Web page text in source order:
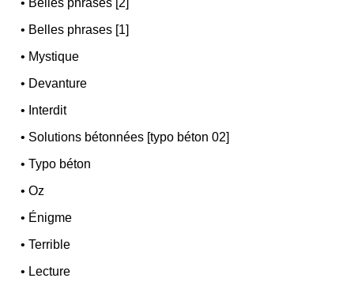
• Belles phrases [2]
• Belles phrases [1]
• Mystique
• Devanture
• Interdit
• Solutions bétonnées [typo béton 02]
•Typo béton
•Oz
• Énigme
•Terrible
• Lecture